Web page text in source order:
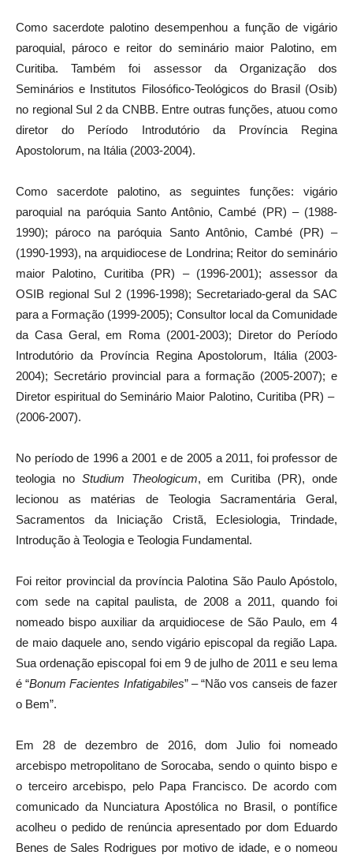
Como sacerdote palotino desempenhou a função de vigário
paroquial, pároco e reitor do seminário maior Palotino, em
Curitiba. Também foi assessor da Organização dos
Seminários e Institutos Filosófico-Teológicos do Brasil (Osib)
no regional Sul 2 da CNBB. Entre outras funções, atuou como
diretor do Período Introdutório da Província Regina
Apostolorum, na Itália (2003-2004).
Como sacerdote palotino, as seguintes funções: vigário
paroquial na paróquia Santo Antônio, Cambé (PR) – (1988-
1990); pároco na paróquia Santo Antônio, Cambé (PR) –
(1990-1993), na arquidiocese de Londrina; Reitor do seminário
maior Palotino, Curitiba (PR) – (1996-2001); assessor da
OSIB regional Sul 2 (1996-1998); Secretariado-geral da SAC
para a Formação (1999-2005); Consultor local da Comunidade
da Casa Geral, em Roma (2001-2003); Diretor do Período
Introdutório da Província Regina Apostolorum, Itália (2003-
2004); Secretário provincial para a formação (2005-2007); e
Diretor espiritual do Seminário Maior Palotino, Curitiba (PR) –
(2006-2007).
No período de 1996 a 2001 e de 2005 a 2011, foi professor de
teologia no Studium Theologicum, em Curitiba (PR), onde
lecionou as matérias de Teologia Sacramentária Geral,
Sacramentos da Iniciação Cristã, Eclesiologia, Trindade,
Introdução à Teologia e Teologia Fundamental.
Foi reitor provincial da província Palotina São Paulo Apóstolo,
com sede na capital paulista, de 2008 a 2011, quando foi
nomeado bispo auxiliar da arquidiocese de São Paulo, em 4
de maio daquele ano, sendo vigário episcopal da região Lapa.
Sua ordenação episcopal foi em 9 de julho de 2011 e seu lema
é “Bonum Facientes Infatigabiles” – “Não vos canseis de fazer
o Bem”.
Em 28 de dezembro de 2016, dom Julio foi nomeado
arcebispo metropolitano de Sorocaba, sendo o quinto bispo e
o terceiro arcebispo, pelo Papa Francisco. De acordo com
comunicado da Nunciatura Apostólica no Brasil, o pontífice
acolheu o pedido de renúncia apresentado por dom Eduardo
Benes de Sales Rodrigues por motivo de idade, e o nomeou